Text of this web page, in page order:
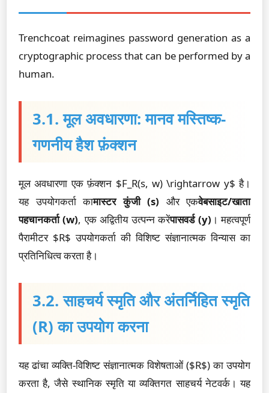
Trenchcoat reimagines password generation as a
cryptographic process that can be performed by a
human.
3.1. मूल अवधारणा: मानव मस्तिष्क-
गणनीय हैश फ़ंक्शन
मूल अवधारणा एक फ़ंक्शन $F_R(s, w) \rightarrow y$ है।
यह उपयोगकर्ता कामास्टर कुंजी (s) और एकवेबसाइट/खाता
पहचानकर्ता (w), एक अद्वितीय उत्पन्न करेंपासवर्ड (y) । महत्वपूर्ण
पैरामीटर $R$ उपयोगकर्ता की विशिष्ट संज्ञानात्मक विन्यास का
प्रतिनिधित्व करता है।
3.2. साहचर्य स्मृति और अंतर्निहित स्मृति
(R) का उपयोग करना
यह ढांचा व्यक्ति-विशिष्ट संज्ञानात्मक विशेषताओं ($R$) का उपयोग
करता है, जैसे स्थानिक स्मृति या व्यक्तिगत साहचर्य नेटवर्क। यह